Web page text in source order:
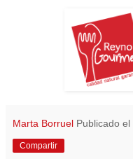
Marta Borruel Publicado el
Compartir